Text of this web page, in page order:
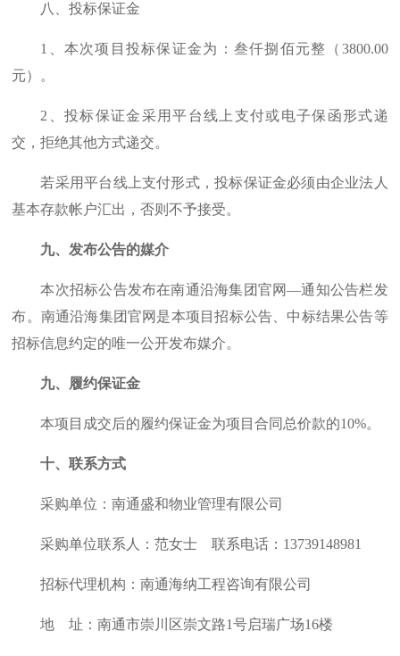
八、投标保证金
1 、本次项目投标保证金为：叁仟捌佰元整（ 3800.00
元）。
2 、投标保证金采用平台线上支付或电子保函形式递
交，拒绝其他方式递交。
若采用平台线上支付形式，投标保证金必须由企业法人
基本存款帐户汇出，否则不予接受。
九、发布公告的媒介
本次招标公告发布在南通沿海集团官网—通知公告栏发
布。南通沿海集团官网是本项目招标公告、中标结果公告等
招标信息约定的唯一公开发布媒介。
九、履约保证金
本项目成交后的履约保证金为项目合同总价款的10%。
十、联系方式
采购单位：南通盛和物业管理有限公司
采购单位联系人：范女士 联系电话： 13739148981
招标代理机构：南通海纳工程咨询有限公司
地 址：南通市崇川区崇文路1号启瑞广场16楼